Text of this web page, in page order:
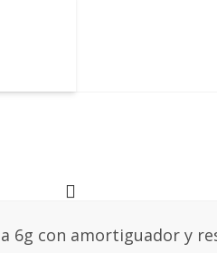
6g con amortiguador y